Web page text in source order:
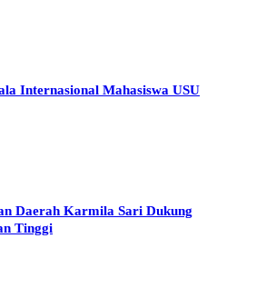
Internasional Mahasiswa USU
Daerah Karmila Sari Dukung
Tinggi